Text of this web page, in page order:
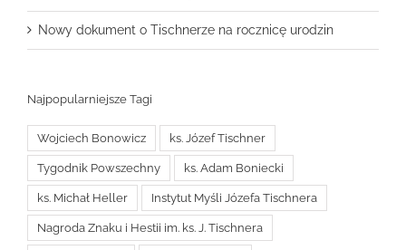
Nowy dokument o Tischnerze na rocznicę urodzin
Najpopularniejsze Tagi
Wojciech Bonowicz ks. Józef Tischner
Tygodnik Powszechny ks. Adam Boniecki
ks. Michał Heller Instytut Myśli Józefa Tischnera
Nagroda Znaku i Hestii im. ks. J. Tischnera